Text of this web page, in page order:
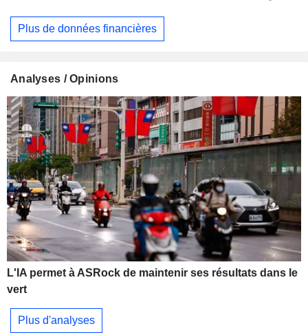
Plus de données financières
Analyses / Opinions
L'IA permet à ASRock de maintenir ses résultats dans le
vert
Plus d'analyses